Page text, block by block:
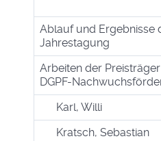
Ablauf und Ergebnisse
Jahrestagung
Arbeiten der
DGPF-
Karl, Willi
Kratsch, Sebastian